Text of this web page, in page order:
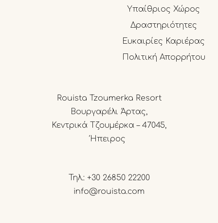
Υπαίθριος Χώρος
Δραστηριότητες
Ευκαιρίες Καριέρας
Πολιτική Απορρήτου
Rouista Tzoumerka Resort
Βουργαρέλι Άρτας,
Κεντρικά Τζουμέρκα – 47045,
Ήπειρος
Τηλ.: +30 26850 22200
info@rouista.com